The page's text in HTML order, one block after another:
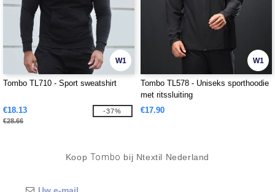
W1
Tombo TL710 - Sport sweatshirt
€18.13
€28.66
-37%
W1
Tombo TL578 - Uniseks sporthoodie
met ritssluiting
€17.90
Koop Tombo bij Ntextil Nederland